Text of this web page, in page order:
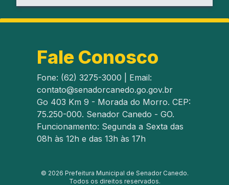
Fale Conosco
Fone: (62) 3275-3000 | Email:
contato@senadorcanedo.go.gov.br
Go 403 Km 9 - Morada do Morro. CEP:
75.250-000. Senador Canedo - GO.
Funcionamento: Segunda a Sexta das
08h às 12h e das 13h às 17h
© 2026 Prefeitura Municipal de Senador Canedo.
Todos os direitos reservados.